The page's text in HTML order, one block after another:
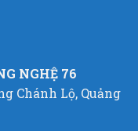
NGHỆ 76
Chánh Lộ, Quảng